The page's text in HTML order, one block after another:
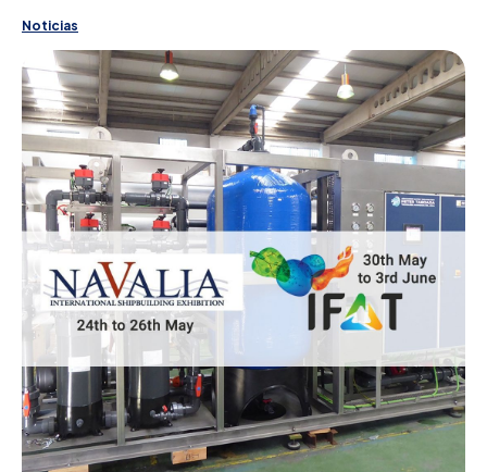
Noticias